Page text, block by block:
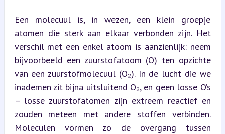
Een molecuul is, in wezen, een klein groepje
atomen die sterk aan elkaar verbonden zijn. Het
verschil met een enkel atoom is aanzienlijk: neem
bijvoorbeeld een zuurstofatoom (O) ten opzichte
van een zuurstofmolecuul (O₂). In de lucht die we
inademen zit bijna uitsluitend O₂, en geen losse O’s
– losse zuurstofatomen zijn extreem reactief en
zouden meteen met andere stoffen verbinden.
Moleculen vormen zo de overgang tussen